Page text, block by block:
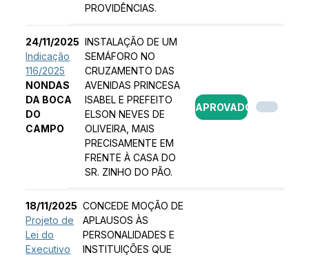
PROVIDÊNCIAS.
24/11/2025
Indicação
116/2025
NONDAS
DA BOCA
DO
CAMPO
INSTALAÇÃO DE UM
SEMÁFORO NO
CRUZAMENTO DAS
AVENIDAS PRINCESA
ISABEL E PREFEITO
ELSON NEVES DE
OLIVEIRA, MAIS
PRECISAMENTE EM
FRENTE À CASA DO
SR. ZINHO DO PÃO.
APROVADO
18/11/2025
Projeto de
Lei do
Executivo
CONCEDE MOÇÃO DE
APLAUSOS ÀS
PERSONALIDADES E
INSTITUIÇÕES QUE